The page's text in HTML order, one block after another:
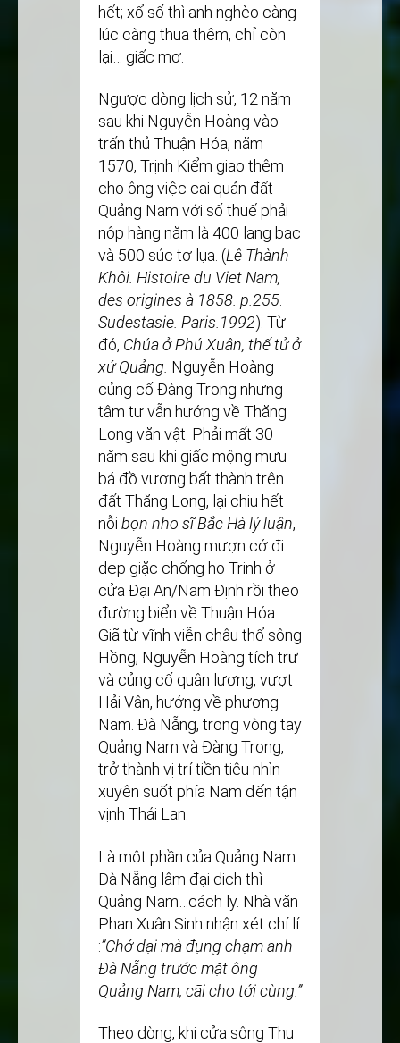
hết; xổ số thì anh nghèo càng
lúc càng thua thêm, chỉ còn
lại… giấc mơ.
Ngược dòng lịch sử, 12 năm
sau khi Nguyễn Hoàng vào
trấn thủ Thuận Hóa, năm
1570, Trịnh Kiểm giao thêm
cho ông việc cai quản đất
Quảng Nam với số thuế phải
nộp hàng năm là 400 lạng bạc
và 500 súc tơ lụa. (Lê Thành
Khôi. Histoire du Viet Nam,
des origines à 1858. p.255
Sudestasie. Paris.1992). Từ
đó, Chúa ở Phú Xuân, thế tử ở
xứ Quảng. Nguyễn Hoàng
củng cố Đàng Trong nhưng
tâm tư vẫn hướng về Thăng
Long văn vật. Phải mất 30
năm sau khi giấc mộng mưu
bá đồ vương bất thành trên
đất Thăng Long, lại chịu hết
nỗi bọn nho sĩ Bắc Hà lýluận,
Nguyễn Hoàng mượn cớ đi
dẹp giặc chống họ Trịnh ở
cửa Đại An/Nam Định rồi theo
đường biển về Thuận Hóa.
Giã từ vĩnh viễn châu thổ sông
Hồng, Nguyễn Hoàng tích trữ
và củng cố quân lương, vượt
Hải Vân, hướng về phương
Nam. Đà Nẵng, trong vòng tay
Quảng Nam và Đàng Trong,
trở thành vị trí tiền tiêu nhìn
xuyên suốt phía Nam đến tận
vịnh Thái Lan.
Là một phần của Quảng Nam.
Đà Nẵng lâm đại dịch thì
Quảng Nam…cách ly. Nhà văn
Phan Xuân Sinh nhận xét chí lí
:’’Chớ dại mà đụng chạm anh
Đà Nẵng trước mặt ông
Quảng Nam, cãicho tới cùng.’’
Theo dòng, khi cửa sông Thu